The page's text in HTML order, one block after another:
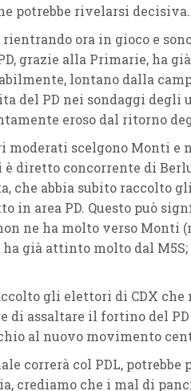
potrebbe rivelarsi decisiva.
ora in gioco e
grazie alla Primarie, ha
lontano dalla
del PD nei sondaggi degli
eroso dal ritorno
scelgono Monti e
diretto concorrente di
che abbia subito raccolto
in area PD. Questo può
ne ha molto verso Monti
ha già attinto molto dal
gli elettori di CDX che
di assaltare il fortino del
al nuovo movimento
correrà col PDL,
crediamo che i mal di